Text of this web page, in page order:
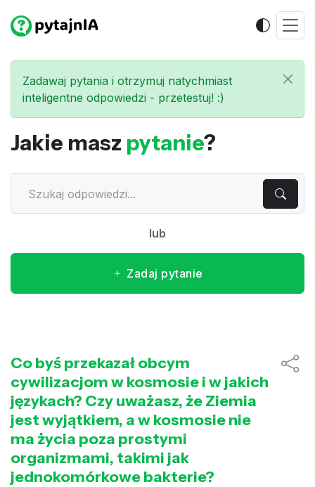
Zadawaj pytania i otrzymuj natychmiast
inteligentne odpowiedzi - przetestuj! :)
Jakie masz pytanie?
lub
Zadaj pytanie
Co byś przekazał obcym
cywilizacjom w kosmosie i w jakich
językach? Czy uważasz, że Ziemia
jest wyjątkiem, a w kosmosie nie
ma życia poza prostymi
organizmami, takimi jak
jednokomórkowe bakterie?